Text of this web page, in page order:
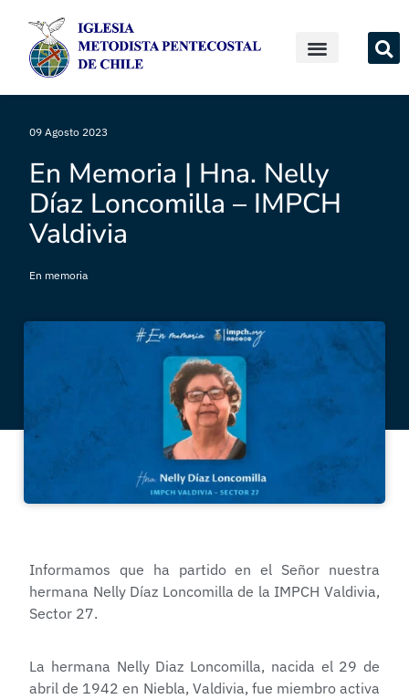
09 Agosto 2023
En Memoria | Hna. Nelly
Díaz Loncomilla – IMPCH
Valdivia
En memoria
Informamos que ha partido en el Señor nuestra
hermana Nelly Díaz Loncomilla de la IMPCH Valdivia,
Sector 27.
La hermana Nelly Diaz Loncomilla, nacida el 29 de
abril de 1942 en Niebla, Valdivia, fue miembro activa